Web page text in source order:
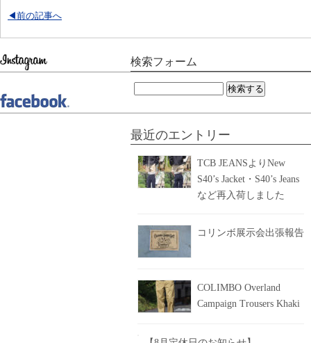
◀前の記事へ
検索フォーム
最近のエントリー
TCB JEANSよりNew
S40’s Jacket・S40’s Jeans
など再入荷しました
コリンボ展示会出張報告
COLIMBO Overland
Campaign Trousers Khaki